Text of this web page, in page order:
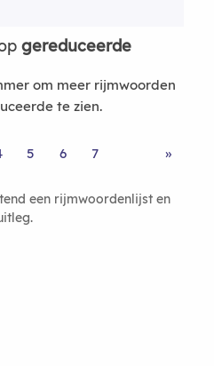
gereduceerde
om meer rijmwoorden
te zien.
5 6 7 »
een rijmwoordenlijst en